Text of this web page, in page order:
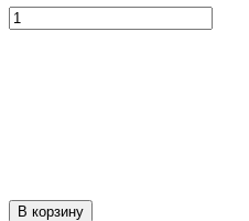
В корзину